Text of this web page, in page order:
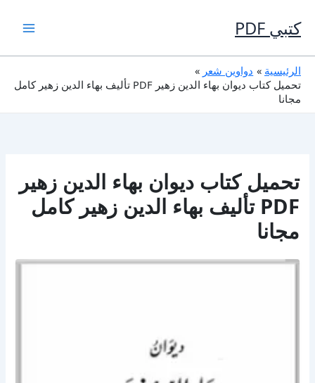
إلى
المحتوى
كتبي PDF
الرئيسية
دواوين شعر
تحميل كتاب ديوان بهاء الدين زهير PDF تأليف بهاء الدين زهير كامل
مجانا
تحميل كتاب ديوان بهاء الدين زهير
PDF تأليف بهاء الدين زهير كامل
مجانا